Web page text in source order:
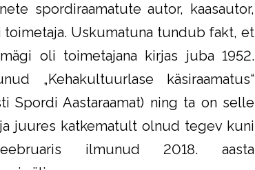
spordiraamatute autor, kaasautor,
toimetaja. Uskumatuna tundub fakt, et
oli toimetajana kirjas juba 1952.
„Kehakultuurlase käsiraamatus“
Spordi Aastaraamat) ning ta on selle
juures katkematult olnud tegev kuni
ilmunud 2018. aasta